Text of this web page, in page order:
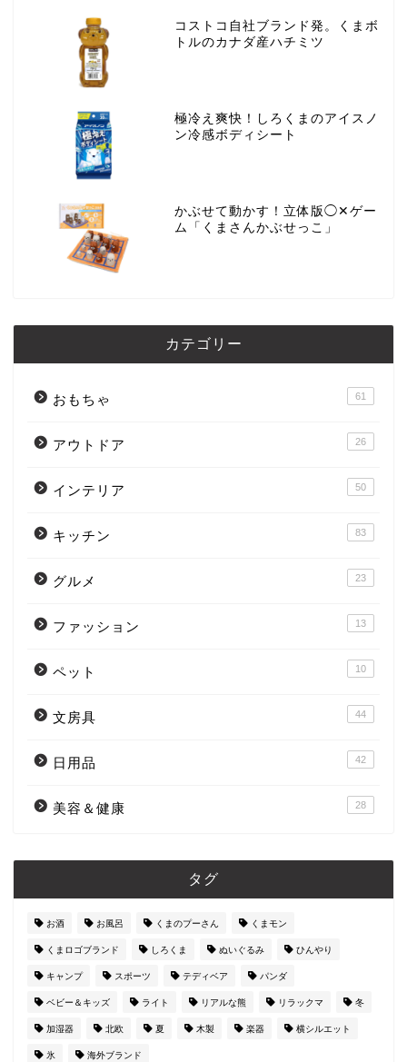
コストコ自社ブランド発。くまボ
トルのカナダ産ハチミツ
極冷え爽快！しろくまのアイスノ
ン冷感ボディシート
かぶせて動かす！立体版◯✕ゲー
ム「くまさんかぶせっこ」
カテゴリー
おもちゃ 61
アウトドア 26
インテリア 50
キッチン 83
グルメ 23
ファッション 13
ペット 10
文房具 44
日用品 42
美容＆健康 28
タグ
お酒 お風呂 くまのプーさん くまモン
くまロゴブランド しろくま ぬいぐるみ ひんやり
キャンプ スポーツ テディベア パンダ
ベビー＆キッズ ライト リアルな熊 リラックマ 冬
加湿器 北欧 夏 木製 楽器 横シルエット
氷 海外ブランド